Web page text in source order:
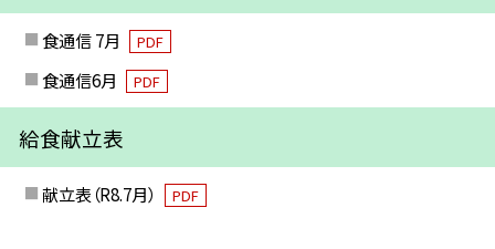
食通信 7月 PDF
食通信6月 PDF
給食献立表
献立表（R8.7月） PDF